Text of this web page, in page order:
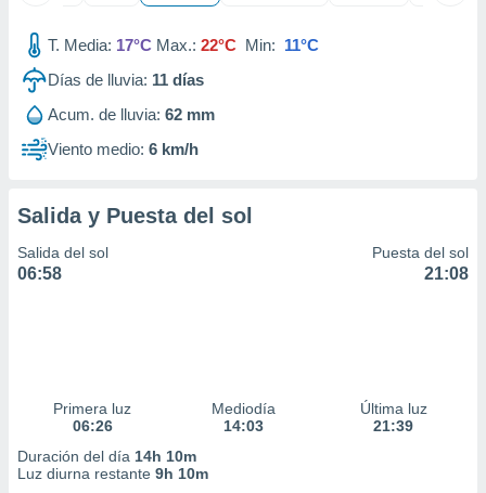
T. Media: 17°C Max.: 22°C Min: 11°C
Días de lluvia: 11 días
Acum. de lluvia: 62 mm
Viento medio: 6 km/h
Salida y Puesta del sol
Salida del sol
06:58
Puesta del sol
21:08
Primera luz
06:26
Mediodía
14:03
Última luz
21:39
Duración del día 14h 10m
Luz diurna restante 9h 10m